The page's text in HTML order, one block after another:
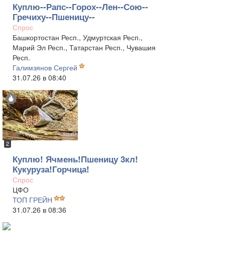
Куплю--Рапс--Горох--Лен--Сою--
Гречиху--Пшеницу--
Спрос
Башкортостан Респ., Удмуртская Респ.,
Марий Эл Респ., Татарстан Респ., Чувашия
Респ.
Галимзянов Сергей
31.07.26 в 08:40
2
Куплю! Ячмень!Пшеницу 3кл!
Кукуруза!Горчица!
Спрос
ЦФО
ТОП ГРЕЙН
31.07.26 в 08:36